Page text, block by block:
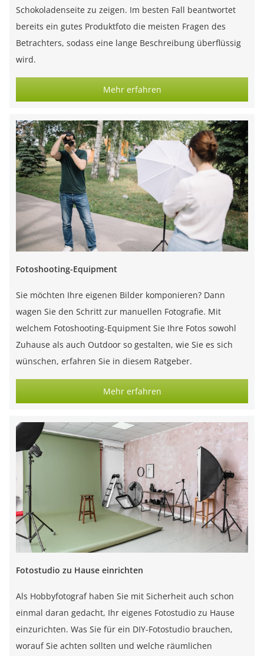
Schokoladenseite zu zeigen. Im besten Fall beantwortet
bereits ein gutes Produktfoto die meisten Fragen des
Betrachters, sodass eine lange Beschreibung überflüssig
wird.
Mehr erfahren
Fotoshooting-Equipment
Sie möchten Ihre eigenen Bilder komponieren? Dann
wagen Sie den Schritt zur manuellen Fotografie. Mit
welchem Fotoshooting-Equipment Sie Ihre Fotos sowohl
Zuhause als auch Outdoor so gestalten, wie Sie es sich
wünschen, erfahren Sie in diesem Ratgeber.
Mehr erfahren
Fotostudio zu Hause einrichten
Als Hobbyfotograf haben Sie mit Sicherheit auch schon
einmal daran gedacht, Ihr eigenes Fotostudio zu Hause
einzurichten. Was Sie für ein DIY-Fotostudio brauchen,
worauf Sie achten sollten und welche räumlichen